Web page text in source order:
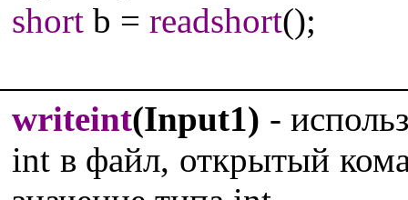
short b = readshort();
writeint(Input1) -
int в файл, открытый